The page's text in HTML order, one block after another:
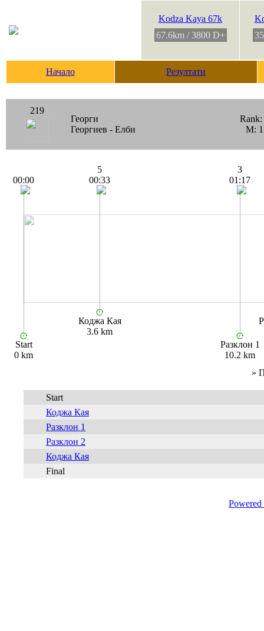
Kodza Kaya 67k
67.6km / 3800 D+
Начало Резултати
219
Георги
Георгиев - Елби
Rank:
M: 1
Start
0 km
00:00
Коджа Кая
3.6 km
5
00:33
Разклон 1
10.2 km
3
01:17
»
Start
Коджа Кая
Разклон 1
Разклон 2
Коджа Кая
Final